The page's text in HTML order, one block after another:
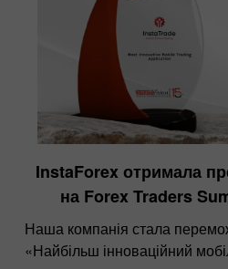
InstaForex отримала
на Forex Traders
Наша компанія стала
«Найбільш інноваційний